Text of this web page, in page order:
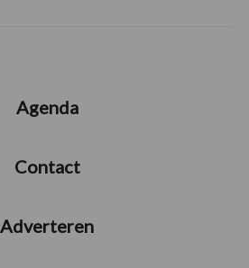
Agenda
Contact
Adverteren